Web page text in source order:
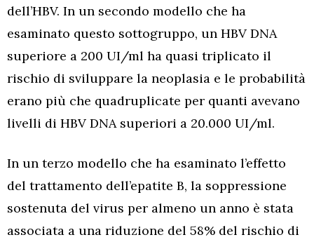
dell’HBV. In un secondo modello che ha
esaminato questo sottogruppo, un HBV DNA
superiore a 200 UI/ml ha quasi triplicato il
rischio di sviluppare la neoplasia e le probabilità
erano più che quadruplicate per quanti avevano
livelli di HBV DNA superiori a 20.000 UI/ml.
In un terzo modello che ha esaminato l’effetto
del trattamento dell’epatite B, la soppressione
sostenuta del virus per almeno un anno è stata
associata a una riduzione del 58% del rischio di